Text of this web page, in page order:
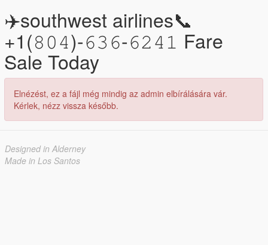
✈️southwest airlines📞
+1(𝟾𝟶𝟺)-𝟼𝟹𝟼-𝟼𝟸𝟺𝟷 Fare
Sale Today
Elnézést, ez a fájl még mindig az admin elbírálására vár.
Kérlek, nézz vissza később.
Designed in Alderney
Made in Los Santos